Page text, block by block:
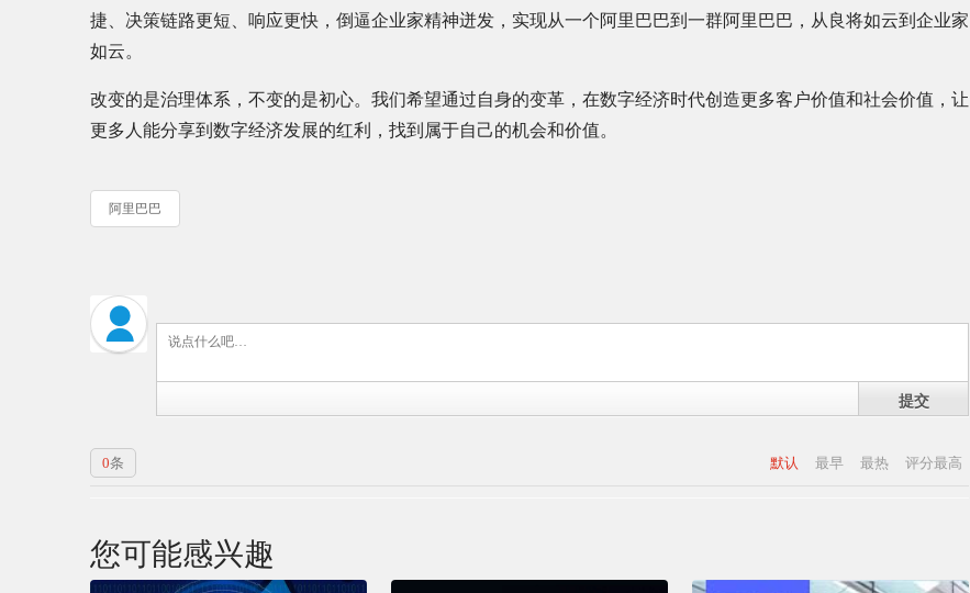
捷、决策链路更短、响应更快，倒逼企业家精神迸发，实现从一个阿里巴巴到一群阿里巴巴，从良将如云到企业家
如云。
改变的是治理体系，不变的是初心。我们希望通过自身的变革，在数字经济时代创造更多客户价值和社会价值，让
更多人能分享到数字经济发展的红利，找到属于自己的机会和价值。
阿里巴巴
提交
默认 最早 最热 评分最高
0条
您可能感兴趣